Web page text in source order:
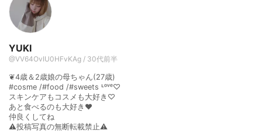
YUKI
@VV64OvIU0HFvKAg / 30代前半
❦4歳＆2歳娘の母ちゃん(27歳)
#cosme /#food /#sweets ᶫᵒᵛᵉ♡
スキンケアもコスメも大好き♡
あと食べるのも大好き❤
仲良くしてね
⚠投稿写真の無断転載禁止⚠